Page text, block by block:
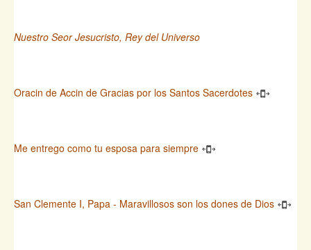
Nuestro Seor Jesucristo, Rey del Universo
Oracin de Accin de Gracias por los Santos Sacerdotes
Me entrego como tu esposa para siempre
San Clemente I, Papa - Maravillosos son los dones de Dios